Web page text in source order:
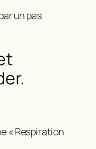
un pas
« Respiration